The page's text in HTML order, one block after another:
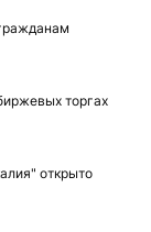
торгах
открыто